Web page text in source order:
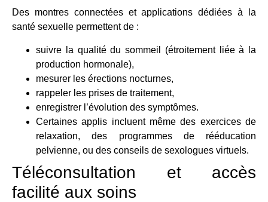
Des montres connectées et applications dédiées à la
santé sexuelle permettent de :
suivre la qualité du sommeil (étroitement liée à la
production hormonale),
mesurer les érections nocturnes,
rappeler les prises de traitement,
enregistrer l’évolution des symptômes.
Certaines applis incluent même des exercices de
relaxation, des programmes de rééducation
pelvienne, ou des conseils de sexologues virtuels.
Téléconsultation et accès
facilité aux soins